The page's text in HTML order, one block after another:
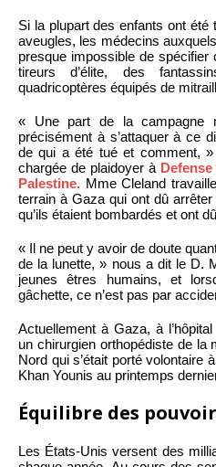
Si la plupart des enfants ont
aveugles, les médecins
presque impossible de
tireurs d’élite, des
quadricoptères équipés de
« Une part de la campagne
précisément à s’attaquer à ce
de qui a été tué et comment,
chargée de plaidoyer à
Palestine. Mme Cleland
terrain à Gaza qui ont dû
qu’ils étaient bombardés et ont
« Il ne peut y avoir de doute
de la lunette, » nous a dit le D.
jeunes êtres humains, et
gâchette, ce n’est pas par
Actuellement à Gaza, à
un chirurgien orthopédiste de la
Nord qui s’était porté volontaire
Khan Younis au printemps
Équilibre des
Les États-Unis versent des